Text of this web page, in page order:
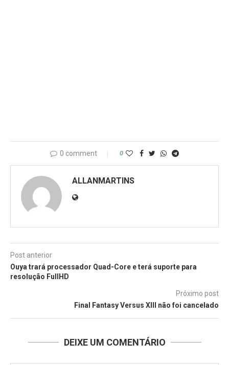
0 comment 0
ALLANMARTINS
Post anterior
Ouya trará processador Quad-Core e terá suporte para
resolução FullHD
Próximo post
Final Fantasy Versus XIII não foi cancelado
DEIXE UM COMENTÁRIO